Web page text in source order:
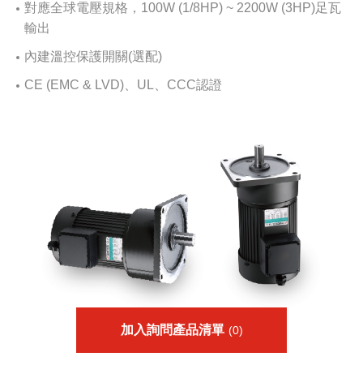
對應全球電壓規格，100W (1/8HP) ~ 2200W (3HP)足瓦
輸出
內建溫控保護開關(選配)
CE (EMC & LVD)、UL、CCC認證
加入詢問產品清單 (0)